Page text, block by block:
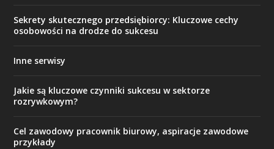
Sekrety skutecznego przedsiębiorcy: Kluczowe cechy
osobowości na drodze do sukcesu
Inne serwisy
Jakie są kluczowe czynniki sukcesu w sektorze
rozrywkowym?
Cel zawodowy pracownik biurowy, aspiracje zawodowe
przykłady